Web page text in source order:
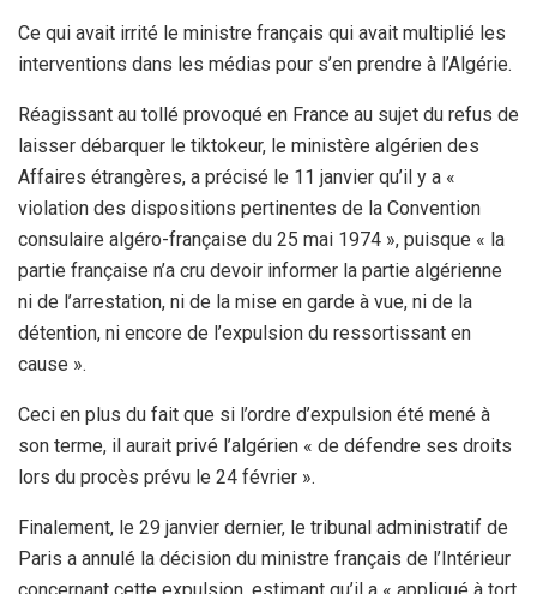
Ce qui avait irrité le ministre français qui avait multiplié les
interventions dans les médias pour s’en prendre à l’Algérie.
Réagissant au tollé provoqué en France au sujet du refus de
laisser débarquer le tiktokeur, le ministère algérien des
Affaires étrangères, a précisé le 11 janvier qu’il y a «
violation des dispositions pertinentes de la Convention
consulaire algéro-française du 25 mai 1974 », puisque « la
partie française n’a cru devoir informer la partie algérienne
ni de l’arrestation, ni de la mise en garde à vue, ni de la
détention, ni encore de l’expulsion du ressortissant en
cause ».
Ceci en plus du fait que si l’ordre d’expulsion été mené à
son terme, il aurait privé l’algérien « de défendre ses droits
lors du procès prévu le 24 février ».
Finalement, le 29 janvier dernier, le tribunal administratif de
Paris a annulé la décision du ministre français de l’Intérieur